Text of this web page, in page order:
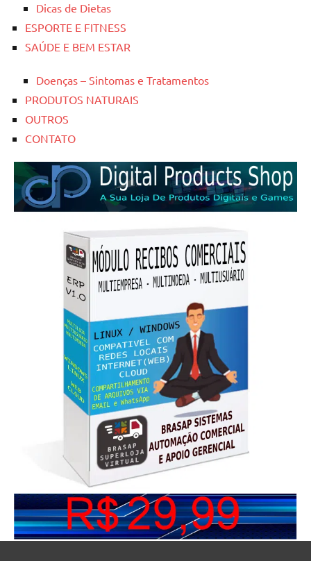
Dicas de Dietas
ESPORTE E FITNESS
SAÚDE E BEM ESTAR
Doenças – Sintomas e Tratamentos
PRODUTOS NATURAIS
OUTROS
CONTATO